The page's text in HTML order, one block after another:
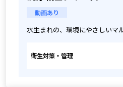
動画あり
水生まれの、環境にやさしいマ
衛生対策・管理